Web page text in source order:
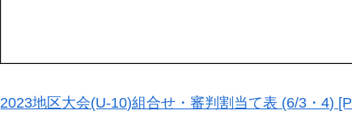
2023地区大会(U-10)組合せ・審判割当て表 (6/3・4)